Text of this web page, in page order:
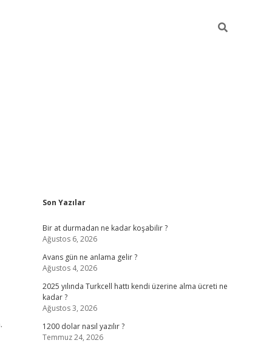
Sidebar
Son Yazılar
Bir at durmadan ne kadar koşabilir ?
Ağustos 6, 2026
Avans gün ne anlama gelir ?
Ağustos 4, 2026
2025 yılında Turkcell hattı kendi üzerine alma ücreti ne
kadar ?
Ağustos 3, 2026
1200 dolar nasıl yazılır ?
Temmuz 24, 2026